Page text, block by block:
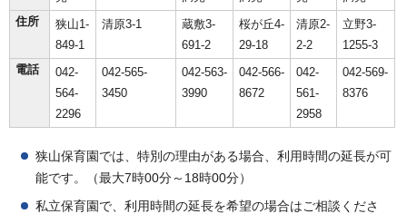
住所
狭山1-
849-1
清原3-1
蔵敷3-
691-2
桜が丘4-
29-18
清原2-
2-2
立野3-
1255-3
電話
042-
564-
2296
042-565-
3450
042-563-
3990
042-566-
8672
042-
561-
2958
042-569-
8376
狭山保育園では、特別の理由がある場合、利用時間の延長が可
能です。（最大7時00分～18時00分）
私立保育園で、利用時間の延長を希望の場合はご相談くださ